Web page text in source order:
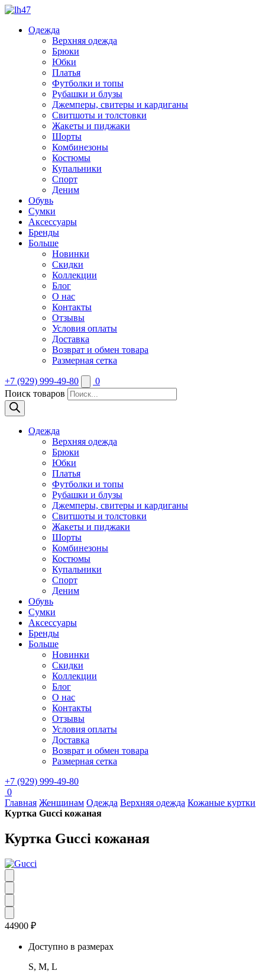
Одежда
Верхняя одежда
Брюки
Юбки
Платья
Футболки и топы
Рубашки и блузы
Джемперы, свитеры и кардиганы
Свитшоты и толстовки
Жакеты и пиджаки
Шорты
Комбинезоны
Костюмы
Купальники
Спорт
Деним
Обувь
Сумки
Аксессуары
Бренды
Больше
Новинки
Скидки
Коллекции
Блог
О нас
Контакты
Отзывы
Условия оплаты
Доставка
Возврат и обмен товара
Размерная сетка
+7 (929) 999-49-80
0
Поиск товаров
Одежда
Верхняя одежда
Брюки
Юбки
Платья
Футболки и топы
Рубашки и блузы
Джемперы, свитеры и кардиганы
Свитшоты и толстовки
Жакеты и пиджаки
Шорты
Комбинезоны
Костюмы
Купальники
Спорт
Деним
Обувь
Сумки
Аксессуары
Бренды
Больше
Новинки
Скидки
Коллекции
Блог
О нас
Контакты
Отзывы
Условия оплаты
Доставка
Возврат и обмен товара
Размерная сетка
+7 (929) 999-49-80
0
Главная Женщинам Одежда Верхняя одежда Кожаные куртки
Куртка Gucci кожаная
Куртка Gucci кожаная
44900 ₽
Доступно в размерах
S, M, L